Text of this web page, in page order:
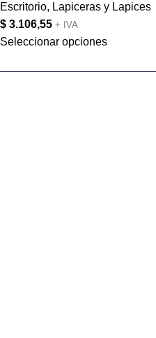
Escritorio, Lapiceras y Lapices
$ 3.106,55 + IVA
Seleccionar opciones